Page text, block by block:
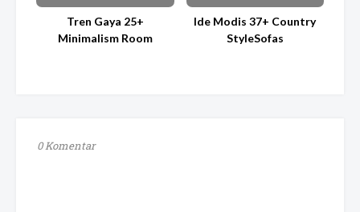
Tren Gaya 25+
Minimalism Room
Ide Modis 37+ Country
StyleSofas
0 Komentar